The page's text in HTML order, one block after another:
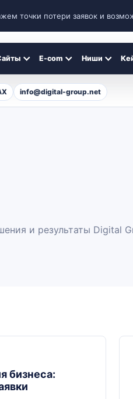
точки потери заявок и
E-com Ниши
info@digital-group.net
и результаты Digital
бизнеса: